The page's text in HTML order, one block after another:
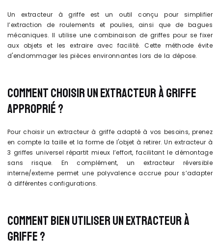
Un extracteur à griffe est un outil conçu pour simplifier
l’extraction de roulements et poulies, ainsi que de bagues
mécaniques. Il utilise une combinaison de griffes pour se fixer
aux objets et les extraire avec facilité. Cette méthode évite
d'endommager les pièces environnantes lors de la dépose.
COMMENT CHOISIR UN EXTRACTEUR À GRIFFE
APPROPRIÉ ?
Pour choisir un extracteur à griffe adapté à vos besoins, prenez
en compte la taille et la forme de l'objet à retirer. Un extracteur à
3 griffes universel répartit mieux l’effort, facilitant le démontage
sans risque. En complément, un extracteur réversible
interne/externe permet une polyvalence accrue pour s’adapter
à différentes configurations.
COMMENT BIEN UTILISER UN EXTRACTEUR À
GRIFFE ?